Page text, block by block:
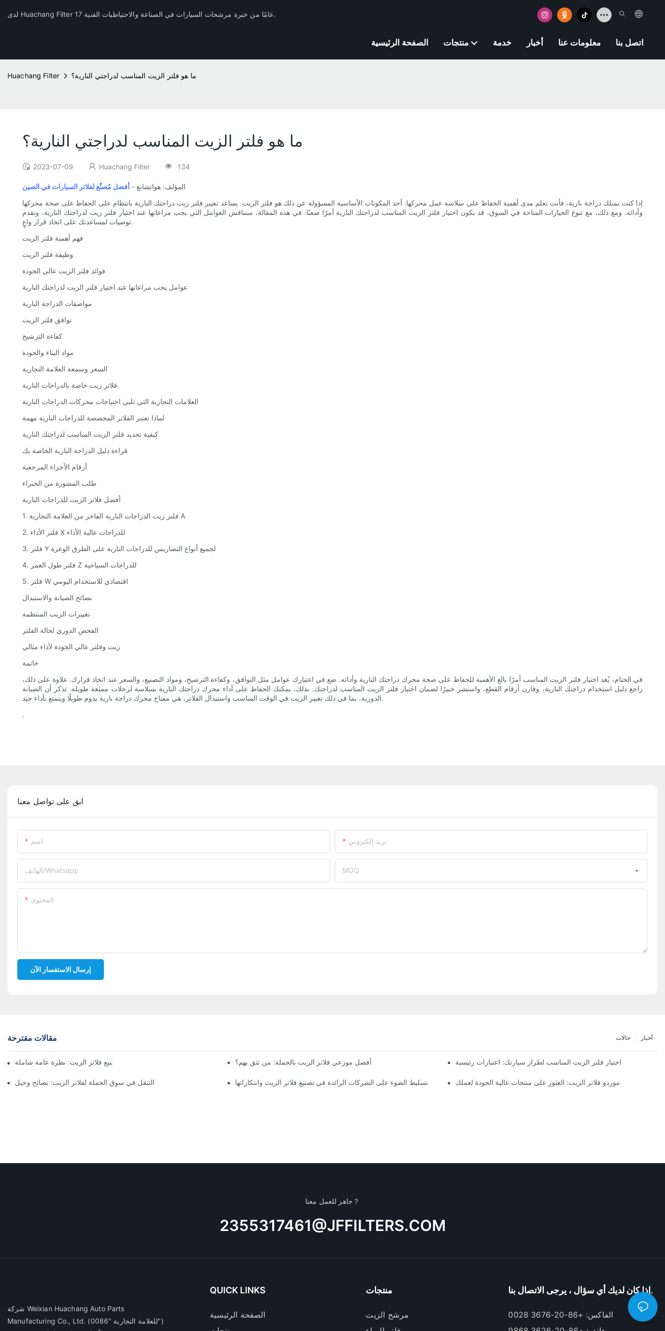
لدى Huachang Filter 17 عامًا من خبرة مرشحات السيارات في الصناعة والاحتياطيات الفنية.
الصفحة الرئيسية منتجات خدمة أخبار معلومات عنا اتصل بنا
Huachang Filter ما هو فلتر الزيت المناسب لدراجتي النارية؟
ما هو فلتر الزيت المناسب لدراجتي النارية؟
2023-07-09 Huachang Filter 134
المؤلف: هواتشانغ - أفضل مُصنِّع لفلاتر السيارات في الصين
إذا كنت تمتلك دراجة نارية، فأنت تعلم مدى أهمية الحفاظ على سلاسة عمل محركها. أحد المكونات الأساسية المسؤولة عن ذلك هو فلتر الزيت. يساعد تغيير فلتر زيت دراجتك النارية بانتظام على الحفاظ على صحة محركها
وأدائه. ومع ذلك، مع تنوع الخيارات المتاحة في السوق، قد يكون اختيار فلتر الزيت المناسب لدراجتك النارية أمرًا صعبًا. في هذه المقالة، سنناقش العوامل التي يجب مراعاتها عند اختيار فلتر زيت لدراجتك النارية، ونقدم
توصيات لمساعدتك على اتخاذ قرار واعٍ.
فهم أهمية فلتر الزيت
وظيفة فلتر الزيت
فوائد فلتر الزيت عالي الجودة
عوامل يجب مراعاتها عند اختيار فلتر الزيت لدراجتك النارية
مواصفات الدراجة النارية
توافق فلتر الزيت
كفاءة الترشيح
مواد البناء والجودة
السعر وسمعة العلامة التجارية
فلاتر زيت خاصة بالدراجات النارية
العلامات التجارية التي تلبي احتياجات محركات الدراجات النارية
لماذا تعتبر الفلاتر المخصصة للدراجات النارية مهمة
كيفية تحديد فلتر الزيت المناسب لدراجتك النارية
قراءة دليل الدراجة النارية الخاصة بك
أرقام الأجزاء المرجعية
طلب المشورة من الخبراء
أفضل فلاتر الزيت للدراجات النارية
1. فلتر زيت الدراجات النارية الفاخر من العلامة التجارية A
2. فلتر الأداء X للدراجات عالية الأداء
3. فلتر Y لجميع أنواع التضاريس للدراجات النارية على الطرق الوعرة
4. فلتر طول العمر Z للدراجات السياحية
5. فلتر W اقتصادي للاستخدام اليومي
نصائح الصيانة والاستبدال
تغييرات الزيت المنتظمة
الفحص الدوري لحالة الفلتر
زيت وفلتر عالي الجودة لأداء مثالي
خاتمة
في الختام، يُعد اختيار فلتر الزيت المناسب أمرًا بالغ الأهمية للحفاظ على صحة محرك دراجتك النارية وأدائه. ضع في اعتبارك عوامل مثل التوافق، وكفاءة الترشيح، ومواد التصنيع، والسعر عند اتخاذ قرارك. علاوة على ذلك،
راجع دليل استخدام دراجتك النارية، وقارن أرقام القطع، واستشر خبيرًا لضمان اختيار فلتر الزيت المناسب لدراجتك. بذلك، يمكنك الحفاظ على أداء محرك دراجتك النارية بسلاسة لرحلات ممتعة طويلة. تذكر أن الصيانة
الدورية، بما في ذلك تغيير الزيت في الوقت المناسب واستبدال الفلاتر، هي مفتاح محرك دراجة نارية يدوم طويلًا ويتمتع بأداء جيد.
.
ابق على تواصل معنا
اسم بريد إلكتروني
الهاتف/whatsapp MOQ
المحتوى
إرسال الاستفسار الآن
مقالات مقترحة أخبار حالات
أفضل شركات تصنيع فلاتر الزيت: نظرة عامة شاملة أفضل موزعي فلاتر الزيت بالجملة: من تثق بهم؟ اختيار فلتر الزيت المناسب لطراز سيارتك: اعتبارات رئيسية
التنقل في سوق الجملة لفلاتر الزيت: نصائح وحيل تسليط الضوء على الشركات الرائدة في تصنيع فلاتر الزيت وابتكاراتها موردو فلاتر الزيت: العثور على منتجات عالية الجودة لعملك
جاهز للعمل معنا？
2355317461@JFFILTERS.COM
شركة Weixian Huachang Auto Parts
Manufacturing Co., Ltd. (للعلامة التجارية "0086")
QUICK LINKS
الصفحة الرئيسية
منتجات
مرشح الزيت
إذا كان لديك أي سؤال ، يرجى الاتصال بنا.
الفاكس: +86-20-3676 0028